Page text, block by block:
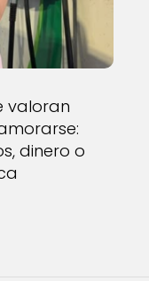
valoran
dinero o